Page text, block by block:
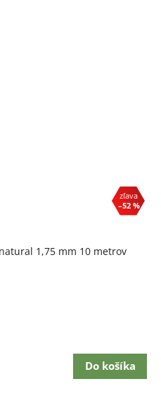
–52 %
1,75 mm 10 metrov
Do košíka